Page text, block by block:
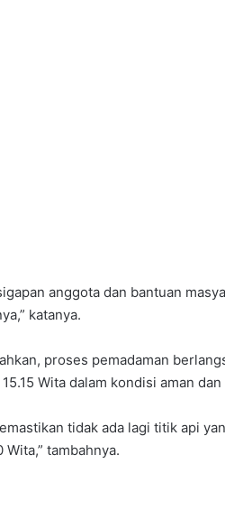
anggota dan bantuan
katanya.
proses pemadaman
Wita dalam kondisi aman
tidak ada lagi titik api
Wita,” tambahnya.